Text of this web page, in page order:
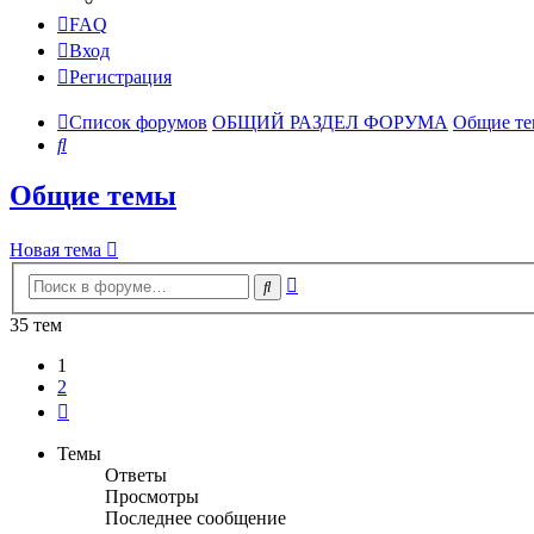
FAQ
Вход
Регистрация
Список форумов ОБЩИЙ РАЗДЕЛ ФОРУМА Общие
Поиск
Общие темы
Новая тема
Поиск
35 тем
1
2
Темы
Ответы
Просмотры
Последнее сообщение